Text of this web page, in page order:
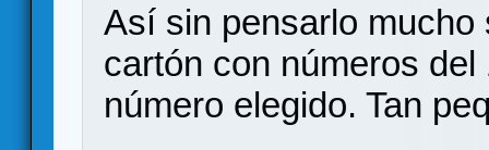
Así sin pensarlo
cartón con números
número elegido. Tan